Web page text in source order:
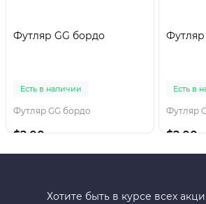
Футляр GG бордо
Есть в наличии
Футляр GG бордо
$2.00
Есть в
Футляр
$2.00
Хотите быть в курсе всех